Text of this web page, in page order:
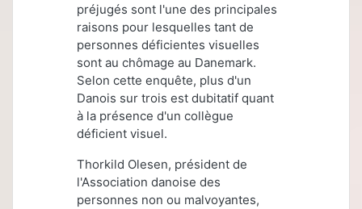
préjugés sont l'une des principales
raisons pour lesquelles tant de
personnes déficientes visuelles
sont au chômage au Danemark.
Selon cette enquête, plus d'un
Danois sur trois est dubitatif quant
à la présence d'un collègue
déficient visuel.
Thorkild Olesen, président de
l'Association danoise des
personnes non ou malvoyantes,